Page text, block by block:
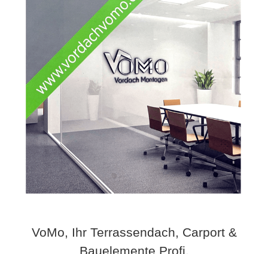
VoMo, Ihr Terrassendach, Carport &
Bauelemente Profi.